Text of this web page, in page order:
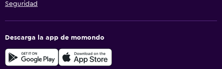
Seguridad
Descarga la app de momondo